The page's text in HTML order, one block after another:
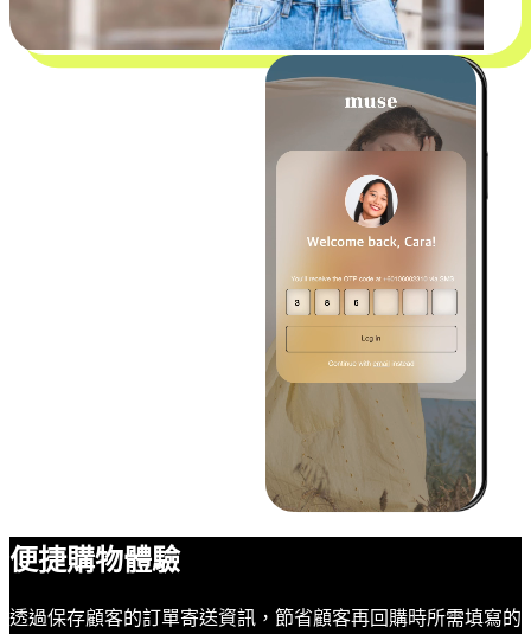
便捷購物體驗
透過保存顧客的訂單寄送資訊，節省顧客再回購時所需填寫的